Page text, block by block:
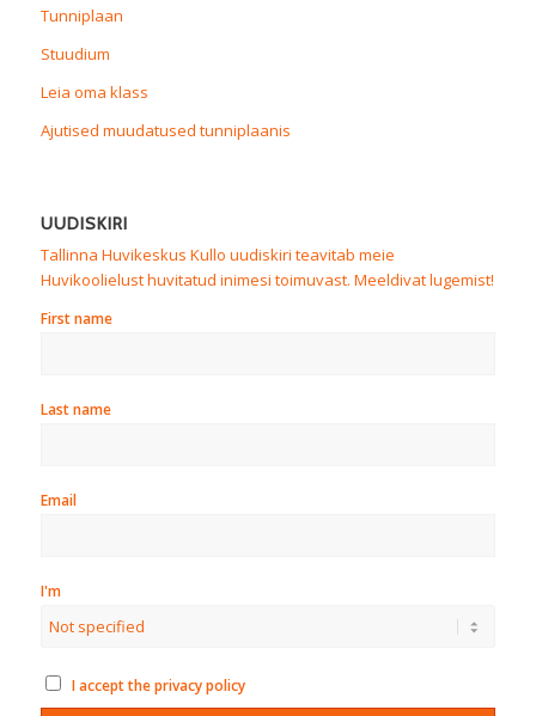
Tunniplaan
Stuudium
Leia oma klass
Ajutised muudatused tunniplaanis
UUDISKIRI
Tallinna Huvikeskus Kullo uudiskiri teavitab meie
Huvikoolielust huvitatud inimesi toimuvast. Meeldivat lugemist!
First name
Last name
Email
I'm
I accept the privacy policy